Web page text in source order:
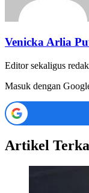
Venicka Arlia
Editor sekaligus
Masuk dengan
Artikel